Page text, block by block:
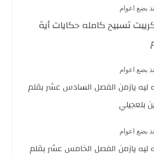
بضع اعوام
تسبيح كامله حكايات أية
بضع اعوام
ليه يازمن الفصل السادس عشر بقلم
بلعجيلي
بضع اعوام
ليه يازمن الفصل الخامس عشر بقلم